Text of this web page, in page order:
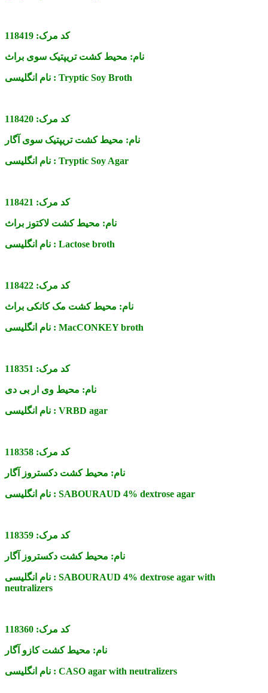
کد مرک: 118419
نام: محیط کشت تریپتیک سوی براث
نام انگلیسی : Tryptic Soy Broth
کد مرک: 118420
نام: محیط کشت تریپتیک سوی آگار
نام انگلیسی : Tryptic Soy Agar
کد مرک: 118421
نام: محیط کشت لاکتوز براث
نام انگلیسی : Lactose broth
کد مرک: 118422
نام: محیط کشت مک کانکی براث
نام انگلیسی : MacCONKEY broth
کد مرک: 118351
نام: محیط وی ار بی دی
نام انگلیسی : VRBD agar
کد مرک: 118358
نام: محیط کشت دکستروز آگار
نام انگلیسی : SABOURAUD 4% dextrose agar
کد مرک: 118359
نام: محیط کشت دکستروز آگار
نام انگلیسی : SABOURAUD 4% dextrose agar with
neutralizers
کد مرک: 118360
نام: محیط کشت کازو آگار
نام انگلیسی : CASO agar with neutralizers